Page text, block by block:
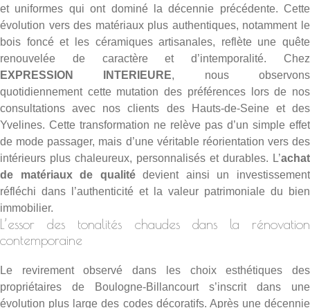
et uniformes qui ont dominé la décennie précédente. Cette
évolution vers des matériaux plus authentiques, notamment le
bois foncé et les céramiques artisanales, reflète une quête
renouvelée de caractère et d’intemporalité. Chez
EXPRESSION INTERIEURE, nous observons
quotidiennement cette mutation des préférences lors de nos
consultations avec nos clients des Hauts-de-Seine et des
Yvelines. Cette transformation ne relève pas d’un simple effet
de mode passager, mais d’une véritable réorientation vers des
intérieurs plus chaleureux, personnalisés et durables. L’achat
de matériaux de qualitédevient ainsi un investissement
réfléchi dans l’authenticité et la valeur patrimoniale du bien
immobilier.
L’essor des tonalités chaudes dans la rénovation
contemporaine
Le revirement observé dans les choix esthétiques des
propriétaires de Boulogne-Billancourt s’inscrit dans une
évolution plus large des codes décoratifs. Après une décennie